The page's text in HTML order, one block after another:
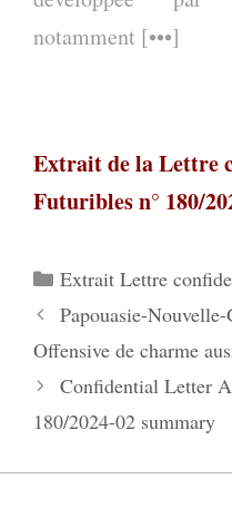
notamment [•••]
Extrait de la Lettre
Futuribles n° 180/
Catégories
Extrait Lettre
Papouasie-
Offensive de charme
Confidential Letter
180/2024-02 summary